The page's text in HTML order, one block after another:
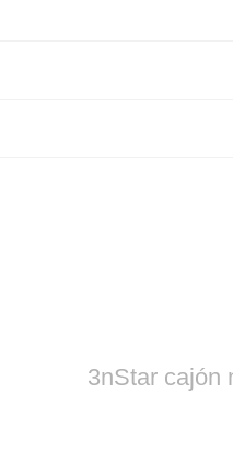
3nStar cajón